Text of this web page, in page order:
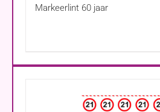
Markeerlint 60 jaar